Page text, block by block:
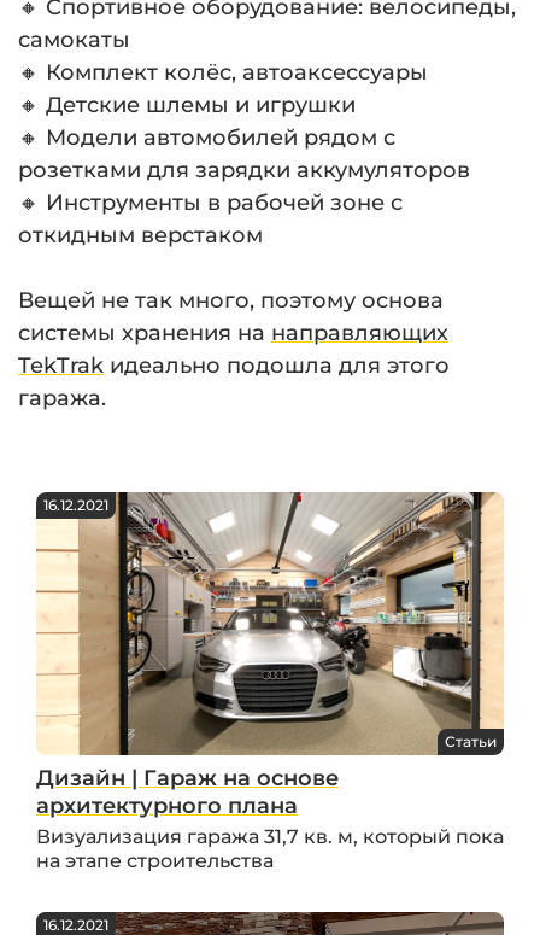
🔸 Спортивное оборудование: велосипеды,
самокаты
🔸 Комплект колёс, автоаксессуары
🔸 Детские шлемы и игрушки
🔸 Модели автомобилей рядом с
розетками для зарядки аккумуляторов
🔸 Инструменты в рабочей зоне с
откидным верстаком
Вещей не так много, поэтому основа
системы хранения на направляющих
TekTrak идеально подошла для этого
гаража.
16.12.2021
Статьи
Дизайн | Гараж на основе
архитектурного плана
Визуализация гаража 31,7 кв. м, который пока
на этапе строительства
16.12.2021